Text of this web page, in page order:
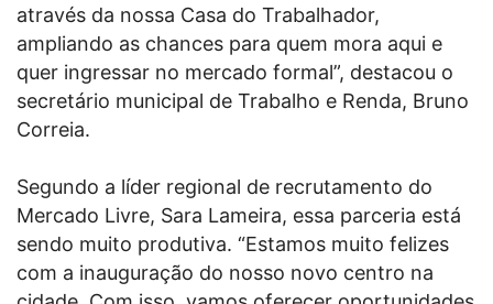
através da nossa Casa do Trabalhador,
ampliando as chances para quem mora aqui e
quer ingressar no mercado formal”, destacou o
secretário municipal de Trabalho e Renda, Bruno
Correia.
Segundo a líder regional de recrutamento do
Mercado Livre, Sara Lameira, essa parceria está
sendo muito produtiva. “Estamos muito felizes
com a inauguração do nosso novo centro na